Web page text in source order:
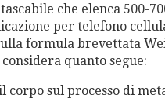
che elenca 500-
per telefono
formula brevettata
quanto segue:
corpo sul processo di